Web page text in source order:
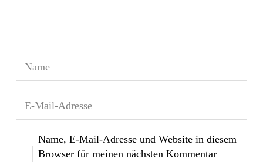
Name, E-Mail-Adresse und Website in diesem
Browser für meinen nächsten Kommentar